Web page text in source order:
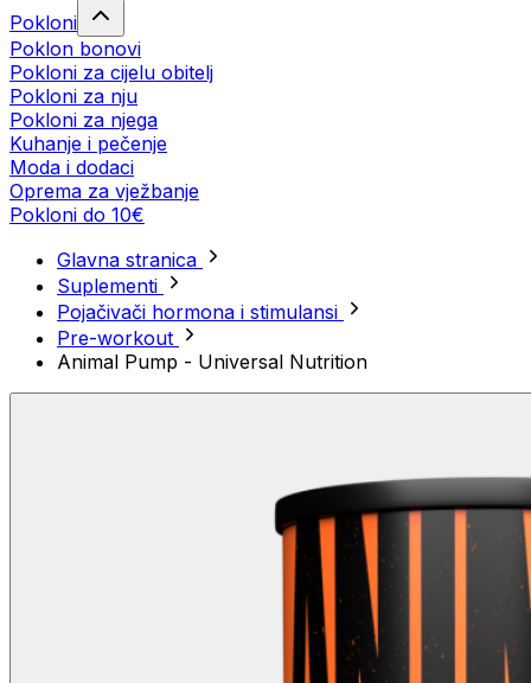
Pokloni
Poklon bonovi
Pokloni za cijelu obitelj
Pokloni za nju
Pokloni za njega
Kuhanje i pečenje
Moda i dodaci
Oprema za vježbanje
Pokloni do 10€
Glavna stranica
Suplementi
Pojačivači hormona i stimulansi
Pre-workout
Animal Pump - Universal Nutrition